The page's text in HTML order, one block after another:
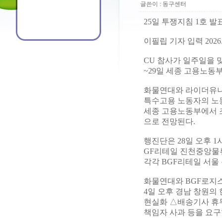
글쓴이 : 동구센터
25일 투쟁지침 1호
이필립 기자 입력
CU 참사가 일주일을
~29일 세종 고용노동
화물연대와 라이더유
특수고용 노동자의
세종 고용노동부에서
으로 전망된다.
행진단은 28일 오후 1
GF리테일 진천중앙
각각 BGF리테일 서
화물연대와 BGF로지
4일 오후 경남 창원의
현실화 △배송기사 휴
책임자 사과 등을 요